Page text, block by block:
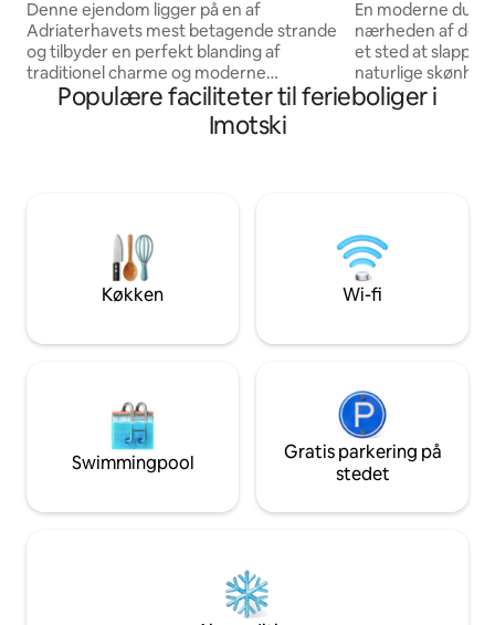
afsidesliggende bugt.
Denne ejendom ligger på en af
Adriaterhavets mest betagende strande
og tilbyder en perfekt blanding af
traditionel charme og moderne
komfort. Denne ejendom er en sjælden
perle, en af de få tilbageværende på en
så idyllisk beliggenhed. Forestil dig at
Kroatien i en bolig, der er lige så sjælden,
som den er bemærkelsesværdig, og
oplev en ferie, der virkelig er en konge
En moderne
nærheden af den
et sted at slappe
naturlige
Biokovo-bjerget
centrum tilbyder
sætte pris på
Blidinje og
for en radius af
Populære faciliteter til ferieboliger i
Imotski
Køkken Wi-fi
Swimmingpool
Gratis parkering på
stedet